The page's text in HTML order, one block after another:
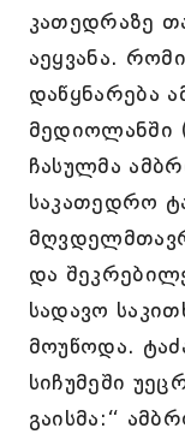
კათედრაზე
აეყვანა.
დაწყნარება
მედიოლანში
ჩასულმა
საკათედრო
და
სადავო
მოუწოდა.
სიჩუმეში
გაისმა:“